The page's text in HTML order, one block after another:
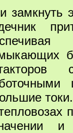
замкнуть
токи.